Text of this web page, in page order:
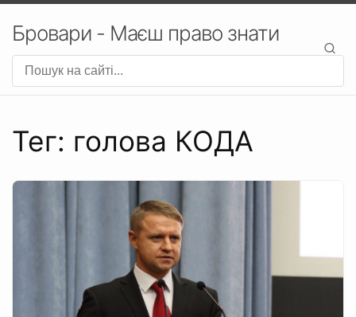
Бровари - Маєш право знати
Тег: голова КОДА